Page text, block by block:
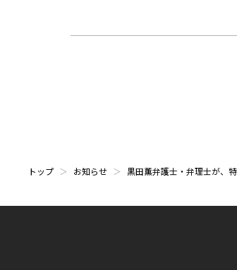
トップ お知らせ 黒田薫弁護士・弁理士が、